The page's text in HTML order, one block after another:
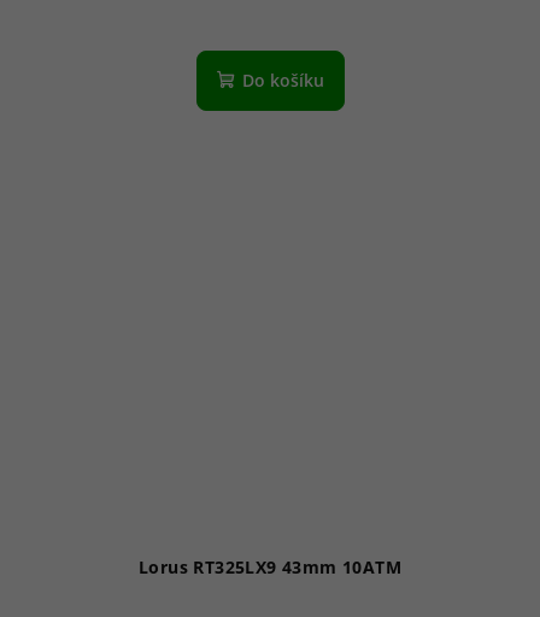
Do košíku
Lorus RT325LX9 43mm 10ATM